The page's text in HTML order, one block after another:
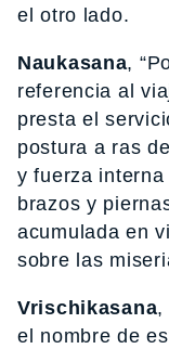
el otro lado.
Naukasana,
referencia al
presta el
postura a ras
y fuerza
brazos y
acumulada en
sobre las
Vrischikasana,
el nombre de